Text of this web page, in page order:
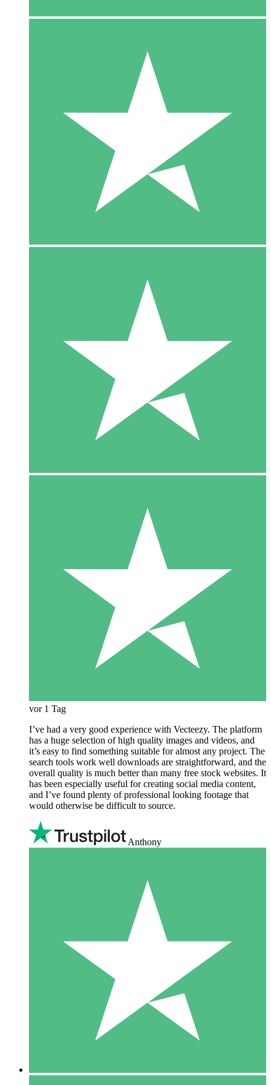
vor 1 Tag
I’ve had a very good experience with Vecteezy. The platform
has a huge selection of high quality images and videos, and
it’s easy to find something suitable for almost any project. The
search tools work well downloads are straightforward, and the
overall quality is much better than many free stock websites. It
has been especially useful for creating social media content,
and I’ve found plenty of professional looking footage that
would otherwise be difficult to source.
Anthony